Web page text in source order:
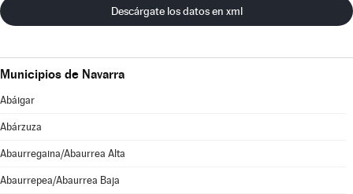
Descárgate los datos en xml
Municipios de Navarra
Abáigar
Abárzuza
Abaurregaina/Abaurrea Alta
Abaurrepea/Abaurrea Baja